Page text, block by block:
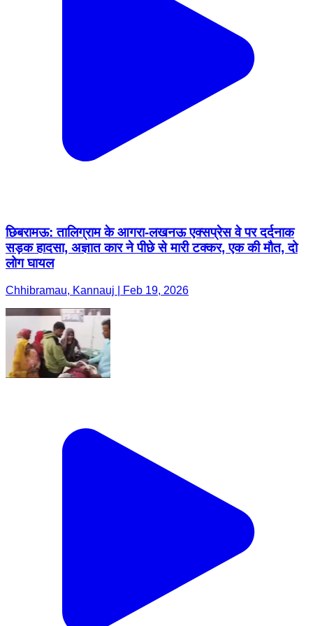
छिबरामऊ: तालिग्राम के आगरा-लखनऊ एक्सप्रेस वे पर दर्दनाक
सड़क हादसा, अज्ञात कार ने पीछे से मारी टक्कर, एक की मौत, दो
लोग घायल
Chhibramau, Kannauj | Feb 19, 2026